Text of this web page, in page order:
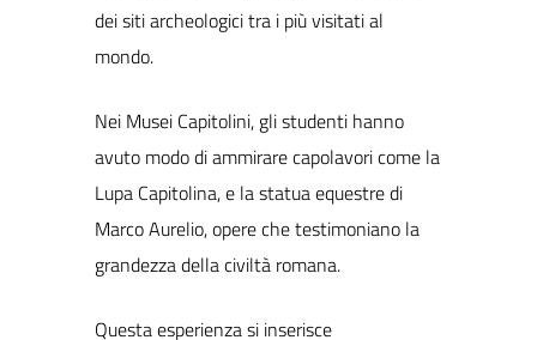
dei siti archeologici tra i più visitati al
mondo.
Nei Musei Capitolini, gli studenti hanno
avuto modo di ammirare capolavori come la
Lupa Capitolina, e la statua equestre di
Marco Aurelio, opere che testimoniano la
grandezza della civiltà romana.
Questa esperienza si inserisce